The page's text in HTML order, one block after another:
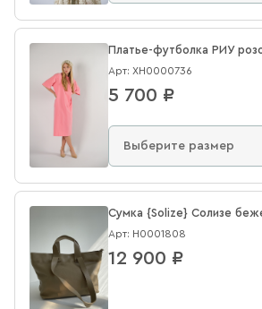
Платье-футболка РИУ
Арт: XН0000736
5 700 ₽
Сумка {Solize} Солизе
Арт: Н0001808
12 900 ₽